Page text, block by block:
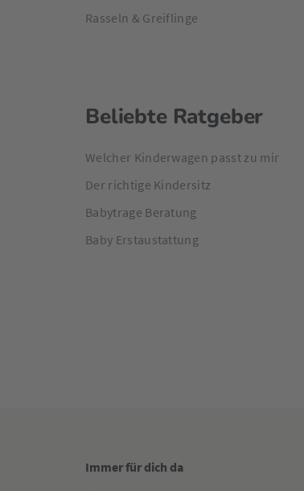
Rasseln & Greiflinge
Beliebte Ratgeber
Welcher Kinderwagen passt zu mir
Der richtige Kindersitz
Babytrage Beratung
Baby Erstaustattung
Immer für dich da